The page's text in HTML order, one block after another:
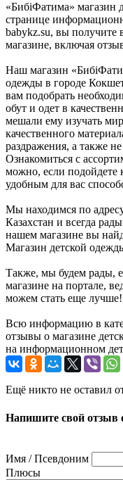
«БибiФатима» магазин
странице
babykz.su, вы
магазине, включая
Наш магазин
одежды в городе
вам подобрать
обут и одет в
мешали ему изучать
качественного
раздражения, а также
Ознакомиться с
можно, если подойдете
удобным для вас
Мы находимся по
Казахстан и всегда
нашем магазине вы
Магазин детской
Также, мы будем рады,
магазине на портале,
можем стать еще лучше!
Всю информацию в
отзывы о магазине
на информационном
Ещё никто не оставил
Напишите свой отзыв
Имя / Псевдоним
Плюсы